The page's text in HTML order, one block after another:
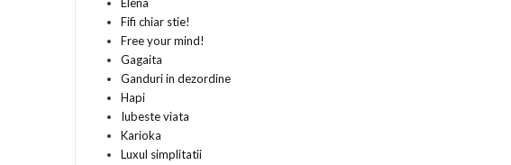
Fifi chiar stie!
Free your mind!
Gagaita
Ganduri in dezordine
Hapi
Iubeste viata
Karioka
Luxul simplitatii